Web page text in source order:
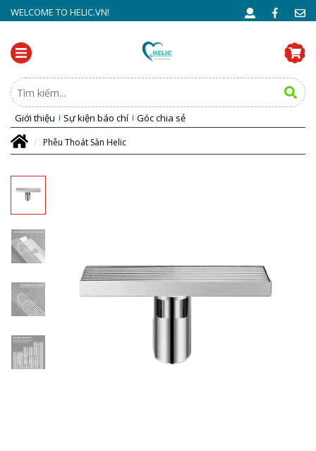
WELCOME TO HELIC.VN!
Giới thiệu Sự kiện báo chí Góc chia sẻ
Phễu Thoát Sàn Helic